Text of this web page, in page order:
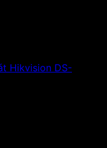
Hikvision DS-